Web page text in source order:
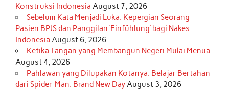
Konstruksi Indonesia August 7, 2026
Sebelum Kata Menjadi Luka: Kepergian Seorang
Pasien BPJS dan Panggilan ‘Einfühlung’ bagi Nakes
Indonesia August 6, 2026
Ketika Tangan yang Membangun Negeri Mulai Menua
August 4, 2026
Pahlawan yang Dilupakan Kotanya: Belajar Bertahan
dari Spider-Man: Brand New DayAugust 3, 2026